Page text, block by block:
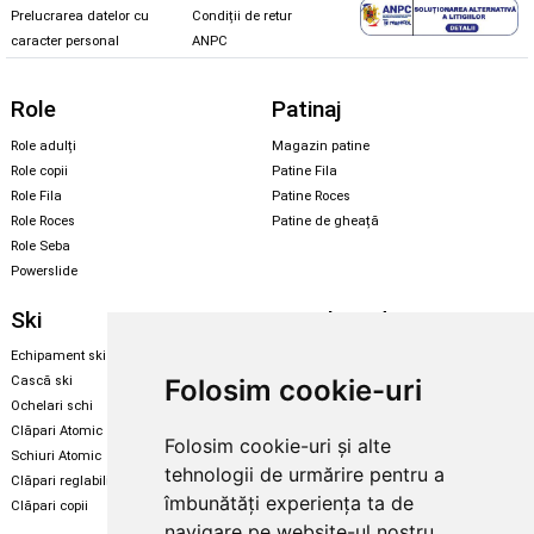
Folosim cookie-uri
Folosim cookie-uri și alte
tehnologii de urmărire pentru a
îmbunătăți experiența ta de
Prelucrarea datelor cu
caracter personal
Condiții de retur
ANPC
Role
Role adulți
Role copii
Role Fila
Role Roces
Role Seba
Powerslide
Patinaj
Magazin patine
Patine Fila
Patine Roces
Patine de gheață
Ski
Echipament ski
Cască ski
Ochelari schi
Clăpari Atomic
Schiuri Atomic
Clăpari reglabili
Clăpari copii
Snowboard
Echipament snowboard
Legături Rome SDS
Skate & longboard
Enuff Skateboards